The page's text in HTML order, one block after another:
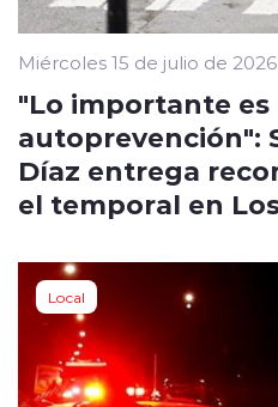
Miércoles 15 de julio de 2026
"Lo importante es
autoprevención":
Díaz entrega
el temporal en
Local